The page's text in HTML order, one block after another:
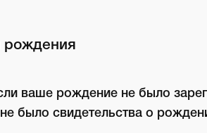
рождения
ваше рождение не было
было свидетельства о